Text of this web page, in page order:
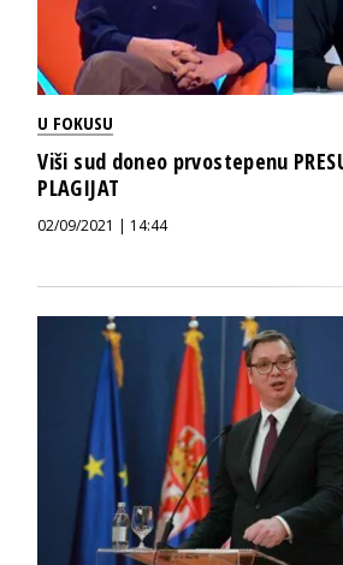
U FOKUSU
Viši sud doneo prvostepenu
PLAGIJAT
02/09/2021 | 14:44